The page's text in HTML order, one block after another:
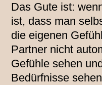
Das Gute ist:
ist, dass man
die eigenen
Partner nicht
Gefühle sehen
Bedürfnisse